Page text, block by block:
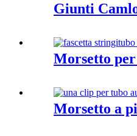
Giunti
Morsetto
Morsetto a